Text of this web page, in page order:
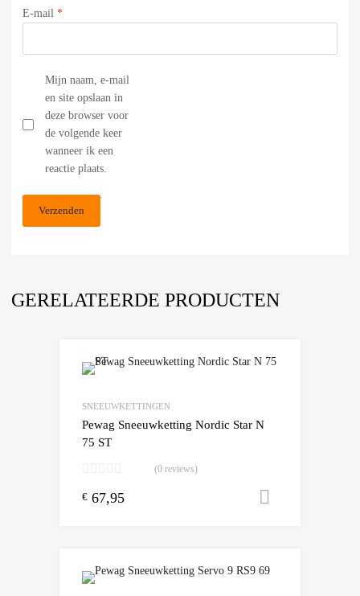
E-mail *
Mijn naam, e-mail
en site opslaan in
deze browser voor
de volgende keer
wanneer ik een
reactie plaats.
GERELATEERDE PRODUCTEN
SNEEUWKETTINGEN
Pewag Sneeuwketting Nordic Star N
75 ST
(0 reviews)
€ 67,95